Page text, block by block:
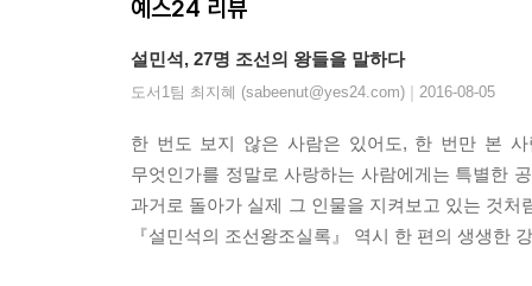
- 세조의 아내와 술! 그리고 불교 사랑
【 제8대 예종 】
단명한 호랑이. 12세에 아들을 낳은 임금·187
- 재위 1년 만의 갑작스러운 죽음, 예종을 죽게 한
모범생 호랑이. 조선 최고의 모범 임금·197
예스24 리뷰
설민석, 27명 조선의 왕들을 말하다
도서1팀 최지혜 (sabeenut@yes24.com) | 2016-08-05
한 번도 보지 않은 사람은 있어도, 한 번만 본
무엇인가를 정말로 사랑하는 사람에게는 특별한
과거로 돌아가 실제 그 인물을 지켜보고 있는 것처
『설민석의 조선왕조실록』 역시 한 편의 생생한